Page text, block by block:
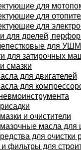
для
для
для
для дрелей,
для УШМ
для затирочных
смазки
для двигателей
для
и очистители
масла для
для очистки
фильтры для